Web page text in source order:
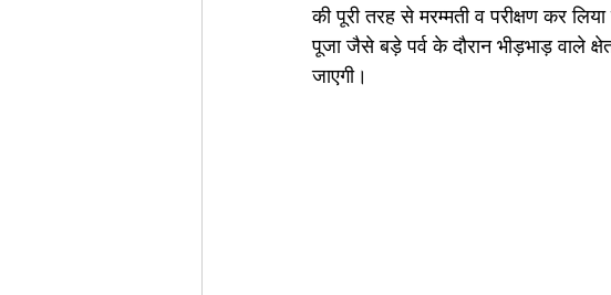
की पूरी तरह से मरम्मती व परीक्षण कर
पूजा जैसे बड़े पर्व के दौरान भीड़भाड़ वाले
जाएगी।